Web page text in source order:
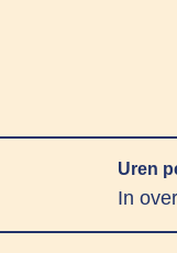
Uren
In